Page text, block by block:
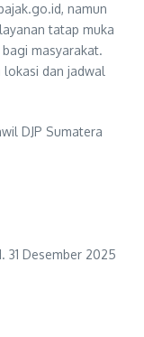
namun
tatap muka
masyarakat.
lokasi dan jadwal
DJP Sumatera
31 Desember 2025